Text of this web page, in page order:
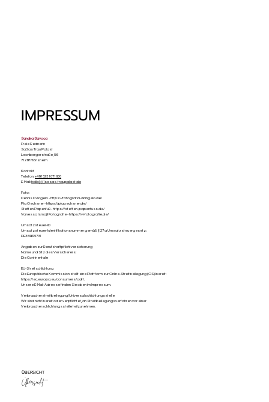
IMPRESSUM
Sandra Savoca
Freie Rednerin
SaSas Trau Palast
Leonbergerstraße, 56
71297 Mönsheim
Kontakt
Telefon:+49 1523 1071900
E-Mail:hallo[@]sasas-traupalast.de
Foto:
Dennis D’Angelo - https://fotografia-dangelo.de/
Pia Oechsner - https://piaoechsner.de/
Steffen Papenfuß - https://steffen-papenfuss.de/
Vanessa Ismajli Fotografie - https://vi-fotografie.de/
Umsatzsteuer-ID
Umsatzsteuer-Identifikationsnummer gemäß § 27 a Umsatzsteuergesetz:
DE364675731
Angaben zur Berufshaftpflichtversicherung
Name und Sitz des Versicherers:
Die Continentale
EU-Streitschlichtung
Die Europäische Kommission stellt eine Plattform zur Online-Streitbeilegung (OS) bereit:
https://ec.europa.eu/consumers/odr/.
Unsere E-Mail-Adresse finden Sie oben im Impressum.
Verbraucherstreitbeilegung/Universalschlichtungsstelle
Wir sind nicht bereit oder verpflichtet, an Streitbeilegungsverfahren vor einer
Verbraucherschlichtungsstelle teilzunehmen.
ÜBERSICHT
Übersicht